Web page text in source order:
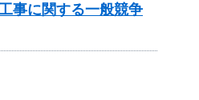
事に関する一般競争